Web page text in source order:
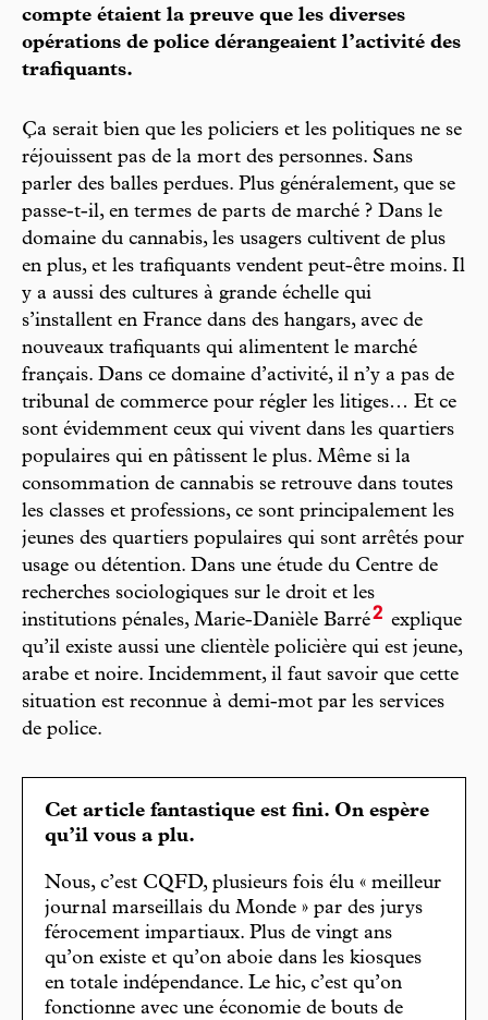
compte étaient la preuve que les diverses
opérations de police dérangeaient l’activité des
trafiquants.
Ça serait bien que les policiers et les politiques ne se
réjouissent pas de la mort des personnes. Sans
parler des balles perdues. Plus généralement, que se
passe-t-il, en termes de parts de marché ? Dans le
domaine du cannabis, les usagers cultivent de plus
en plus, et les trafiquants vendent peut-être moins. Il
y a aussi des cultures à grande échelle qui
s’installent en France dans des hangars, avec de
nouveaux trafiquants qui alimentent le marché
français. Dans ce domaine d’activité, il n’y a pas de
tribunal de commerce pour régler les litiges… Et ce
sont évidemment ceux qui vivent dans les quartiers
populaires qui en pâtissent le plus. Même si la
consommation de cannabis se retrouve dans toutes
les classes et professions, ce sont principalement les
jeunes des quartiers populaires qui sont arrêtés pour
usage ou détention. Dans une étude du Centre de
recherches sociologiques sur le droit et les
institutions pénales, Marie-Danièle Barré2 explique
qu’il existe aussi une clientèle policière qui est jeune,
arabe et noire. Incidemment, il faut savoir que cette
situation est reconnue à demi-mot par les services
de police.
Cet article fantastique est fini. On espère
qu’il vous a plu.
Nous, c’est CQFD, plusieurs fois élu « meilleur
journal marseillais du Monde » par des jurys
férocement impartiaux. Plus de vingt ans
qu’on existe et qu’on aboie dans les kiosques
en totale indépendance. Le hic, c’est qu’on
fonctionne avec une économie de bouts de